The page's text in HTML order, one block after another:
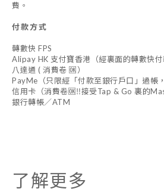
費。
付款方式
轉數快 FPS
Alipay HK 支付寶香港（經裏面的轉數快付
八達通 ( 消費卷 🆗）
PayMe（只限經「付款至銀行戶口」過帳
信用卡（消費卷🆗‼️接受Tap & Go 裏的
銀行轉帳／ATM
了解更多